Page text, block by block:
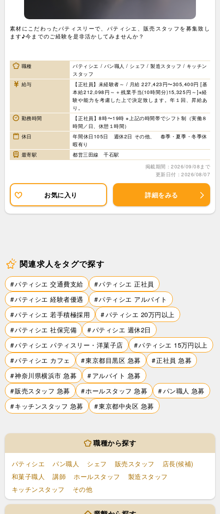
素材にこだわったパティスリーで、パティシエ、販売スタッフを募集致し
ます♪今までのご経験を是非活かしてみませんか？
職種
パティシエ / パン職人 / シェフ / 製造スタッフ / キッチン
スタッフ
給与
【正社員】未経験者～ / 月給 227,423円〜305,400円 [基
本給212,098円～＋残業手当(10時間分)15,325円～]※経
験や能力を考慮した上で決定致します。年１回、昇給あ
り。
勤務時間
【正社員】8時〜19時 ※上記の時間帯でシフト制（実働８
時間／日、休憩１時間）
休日
年間休日105日 週休2日 その他、 春季・夏季・冬季休
暇有り
最寄駅
都営三田線 千石駅
掲載期間：2026/09/08まで
更新日付：2026/08/07
お気に入り 詳細をみる
関連求人をタグで探す
パティシエ 交通費支給
パティシエ 正社員
パティシエ 経験者優遇
パティシエ アルバイト
パティシエ 若手積極採用
パティシエ 20万円以上
パティシエ 社保完備
パティシエ 週休2日
パティシエ パティスリー・洋菓子店
パティシエ 15万円以上
パティシエ カフェ
東京都目黒区 急募
正社員 急募
神奈川県横浜市 急募
アルバイト 急募
販売スタッフ 急募
ホールスタッフ 急募
パン職人 急募
キッチンスタッフ 急募
東京都中央区 急募
職種から探す
パティシエ パン職人 シェフ 販売スタッフ
店長(候補)
和菓子職人
講師 ホールスタッフ
製造スタッフ
キッチンスタッフ
その他